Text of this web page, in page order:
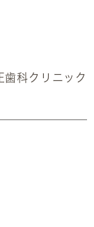
歯科クリニック